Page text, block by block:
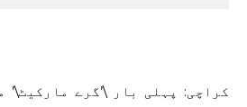
کراچی: پہلی بار \’گرے